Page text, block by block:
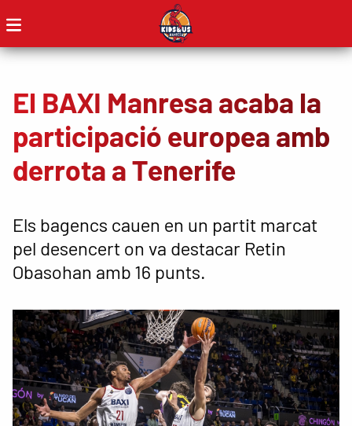
El BAXI Manresa acaba la
participació europea amb
derrota a Tenerife
Els bagencs cauen en un partit marcat
pel desencert on va destacar Retin
Obasohan amb 16 punts.